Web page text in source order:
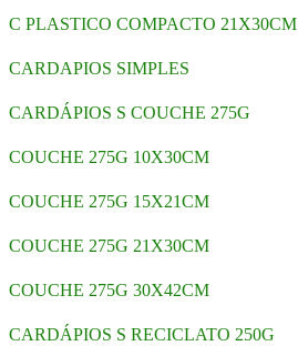
C PLASTICO COMPACTO 21X30CM
CARDAPIOS SIMPLES
CARDÁPIOS S COUCHE 275G
COUCHE 275G 10X30CM
COUCHE 275G 15X21CM
COUCHE 275G 21X30CM
COUCHE 275G 30X42CM
CARDÁPIOS S RECICLATO 250G